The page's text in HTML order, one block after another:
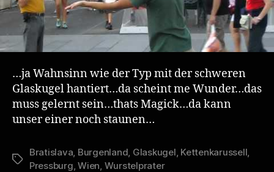
…ja Wahnsinn wie der Typ mit der schweren
Glaskugel hantiert…da scheint me Wunder…das
muss gelernt sein…thats Magick…da kann
unser einer noch staunen…
Schlagwörter
Bratislava Burgenland Glaskugel Kettenkarussell
Pressburg ,Wien Wurstelprater